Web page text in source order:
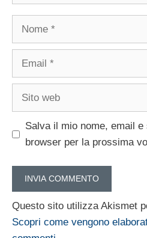
Nome
Email
Sito
Salva il mio nome, email
browser per la prossima
Questo sito utilizza Akismet
Scopri come vengono